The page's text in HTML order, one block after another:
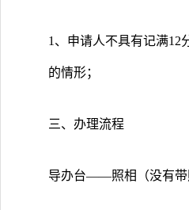
1、申请人不具有记满12
的情形；
三、办理流程
导办台――照相（没有